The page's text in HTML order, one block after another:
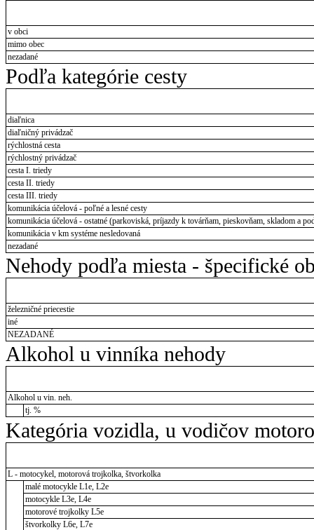
v obci
mimo obec
nezadané
Podľa kategórie cesty
diaľnica
diaľničný privádzač
rýchlostná cesta
rýchlostný privádzač
cesta I. triedy
cesta II. triedy
cesta III. triedy
komunikácia účelová - poľné a lesné cesty
komunikácia účelová - ostatné (parkoviská, príjazdy k továrňam, pieskovňam, skladom a
komunikácia v km systéme nesledovaná
nezadané
Nehody podľa miesta - špecifické
železničné priecestie
iné
NEZADANÉ
Alkohol u vinníka nehody
Alkohol u vin. neh.
tj. %
Kategória vozidla, u vodičov
L - motocykel, motorová trojkolka, štvorkolka
malé motocykle L1e, L2e
motocykle L3e, L4e
motorové trojkolky L5e
štvorkolky L6e, L7e